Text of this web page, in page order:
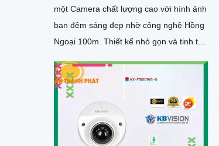
một Camera chất lượng cao với hình ảnh
ban đêm sáng đẹp nhờ công nghệ Hồng
Ngoại 100m. Thiết kế nhỏ gọn và tinh tế,
quan sát toàn cảnh một cách hiệu quả